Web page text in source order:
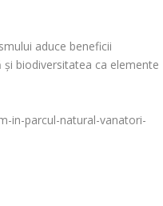
aduce beneficii
biodiversitatea ca elemente
in-parcul-natural-vanatori-